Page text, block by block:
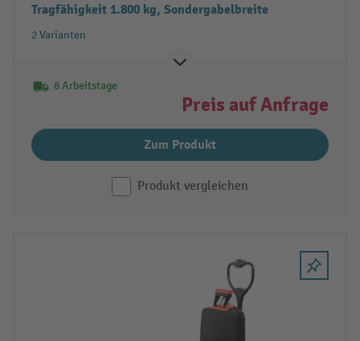
Tragfähigkeit 1.800 kg, Sondergabelbreite
2 Varianten
8 Arbeitstage
Preis auf Anfrage
Zum Produkt
Produkt vergleichen